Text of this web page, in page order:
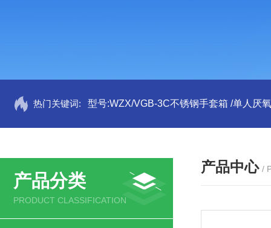
热门关键词: 型号:WZX/VGB-3C不锈钢手套箱 /单人厌
产品分类
PRODUCT CLASSIFICATION
产品中心 /